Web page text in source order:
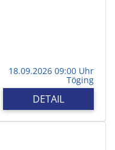
18.09.2026 09:00 Uhr
Töging
DETAIL